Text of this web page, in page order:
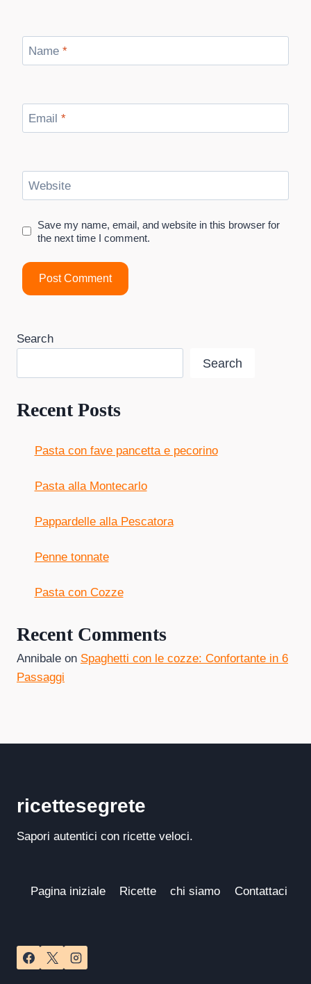
Name *
Email *
Website
Save my name, email, and website in this browser for
the next time I comment.
Search
Search
Recent Posts
Pasta con fave pancetta e pecorino
Pasta alla Montecarlo
Pappardelle alla Pescatora
Penne tonnate
Pasta con Cozze
Recent Comments
Annibale on Spaghetti con le cozze: Confortante in 6
Passaggi
ricettesegrete
Sapori autentici con ricette veloci.
Pagina iniziale Ricette chi siamo Contattaci